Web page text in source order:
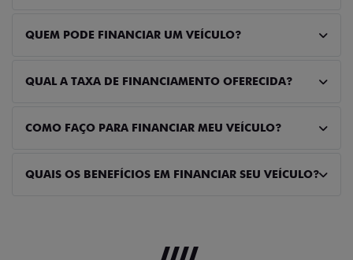
QUEM PODE FINANCIAR UM VEÍCULO?
QUAL A TAXA DE FINANCIAMENTO OFERECIDA?
COMO FAÇO PARA FINANCIAR MEU VEÍCULO?
QUAIS OS BENEFÍCIOS EM FINANCIAR SEU VEÍCULO?